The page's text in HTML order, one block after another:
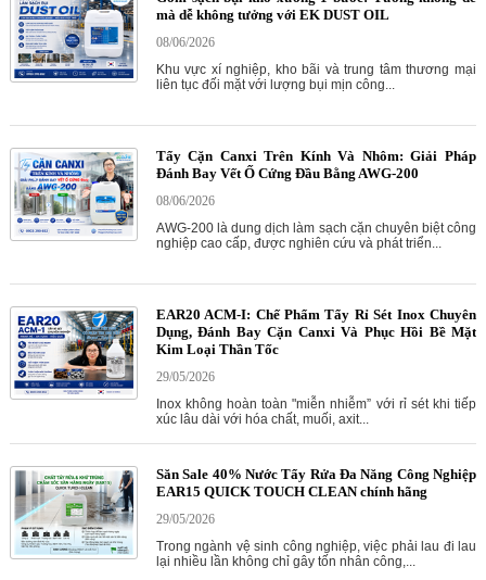
mà dễ không tưởng với EK DUST OIL
08/06/2026
Khu vực xí nghiệp, kho bãi và trung tâm thương mại
liên tục đối mặt với lượng bụi mịn công...
Tẩy Cặn Canxi Trên Kính Và Nhôm: Giải Pháp
Đánh Bay Vết Ố Cứng Đầu Bằng AWG-200
08/06/2026
AWG-200 là dung dịch làm sạch cặn chuyên biệt công
nghiệp cao cấp, được nghiên cứu và phát triển...
EAR20 ACM-I: Chế Phẩm Tẩy Rỉ Sét Inox Chuyên
Dụng, Đánh Bay Cặn Canxi Và Phục Hồi Bề Mặt
Kim Loại Thần Tốc
29/05/2026
Inox không hoàn toàn "miễn nhiễm” với rỉ sét khi tiếp
xúc lâu dài với hóa chất, muối, axit...
Săn Sale 40% Nước Tẩy Rửa Đa Năng Công Nghiệp
EAR15 QUICK TOUCH CLEAN chính hãng
29/05/2026
Trong ngành vệ sinh công nghiệp, việc phải lau đi lau
lại nhiều lần không chỉ gây tốn nhân công,...